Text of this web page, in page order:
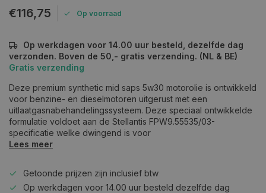
€116,75 Op voorraad
Op werkdagen voor 14.00 uur besteld, dezelfde dag
verzonden. Boven de 50,- gratis verzending. (NL & BE)
Gratis verzending
Deze premium synthetic mid saps 5w30 motorolie is ontwikkeld
voor benzine- en dieselmotoren uitgerust met een
uitlaatgasnabehandelingssysteem. Deze speciaal ontwikkelde
formulatie voldoet aan de Stellantis FPW9.55535/03-
specificatie welke dwingend is voor
Lees meer
Getoonde prijzen zijn inclusief btw
Op werkdagen voor 14.00 uur besteld dezelfde dag